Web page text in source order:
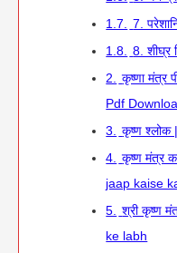
1.7.
7.
1.8.
8. शीघ्र
2.
कृष्णा मंत्र
Pdf
3.
कृष्ण श्लोक
4.
कृष्ण मंत्र
jaap kaise
5.
श्री कृष्ण
ke labh